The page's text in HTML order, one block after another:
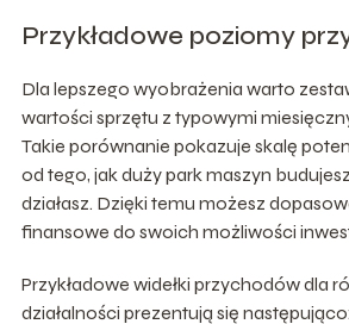
Przykładowe poziomy
Dla lepszego wyobrażenia warto
wartości sprzętu z typowymi
Takie porównanie pokazuje skalę
od tego, jak duży park maszyn
działasz. Dzięki temu możesz
finansowe do swoich możliwości
Przykładowe widełki przychodów dla
działalności prezentują się następująco: